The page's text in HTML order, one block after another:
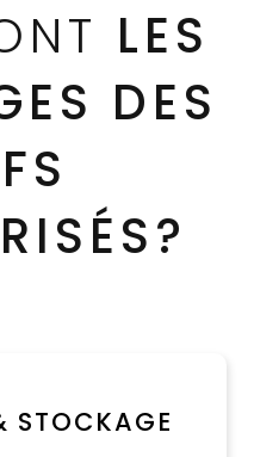
LES
DES
STOCKAGE